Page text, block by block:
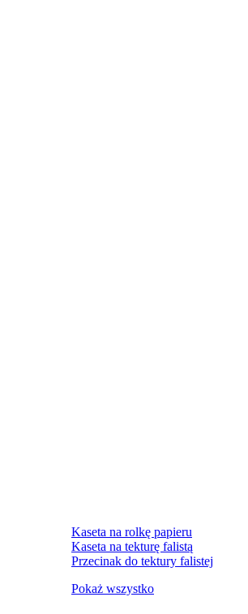
Kaseta na rolkę papieru
Kaseta na tekturę falistą
Przecinak do tektury falistej
Pokaż wszystko